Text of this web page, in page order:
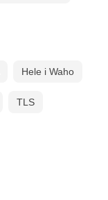
Hele i Waho
TLS